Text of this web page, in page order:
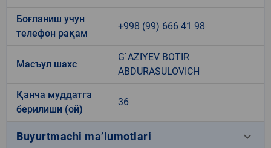
Боғланиш учун
телефон рақам
+998 (99) 666 41 98
Масъул шахс
G`AZIYEV BOTIR
ABDURASULOVICH
Қанча муддатга
берилиши (ой)
36
Buyurtmachi ma’lumotlari keyboard_arrow_down